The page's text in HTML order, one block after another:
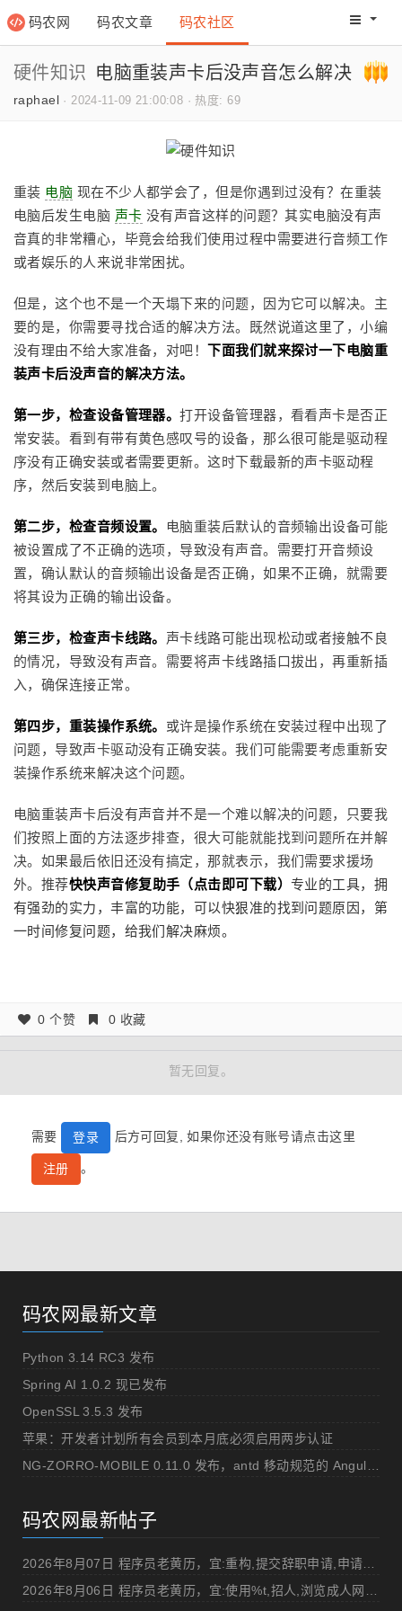
码农网 码农文章 码农社区 码农网
硬件知识 电脑重装声卡后没声音怎么解决
raphael ·2024-11-09 21:00:08 · 热度: 69
重装 电脑 现在不少人都学会了，但是你遇到过没有？在重装
电脑后发生电脑 声卡 没有声音这样的问题？其实电脑没有声
音真的非常糟心，毕竟会给我们使用过程中需要进行音频工作
或者娱乐的人来说非常困扰。
但是，这个也不是一个天塌下来的问题，因为它可以解决。主
要的是，你需要寻找合适的解决方法。既然说道这里了，小编
没有理由不给大家准备，对吧！下面我们就来探讨一下电脑重
装声卡后没声音的解决方法。
第一步，检查设备管理器。打开设备管理器，看看声卡是否正
常安装。看到有带有黄色感叹号的设备，那么很可能是驱动程
序没有正确安装或者需要更新。这时下载最新的声卡驱动程
序，然后安装到电脑上。
第二步，检查音频设置。
电脑重装后默认的音频输出设备可能
被设置成了不正确的选项，导致没有声音。需要打开音频设
置，确认默认的音频输出设备是否正确，如果不正确，就需要
将其设为正确的输出设备。
第三步，检查声卡线路。 声卡线路可能出现松动或者接触不良
的情况，导致没有声音。需要将声卡线路插口拔出，再重新插
入，确保连接正常。
第四步，重装操作系统。 或许是操作系统在安装过程中出现了
问题，导致声卡驱动没有正确安装。我们可能需要考虑重新安
装操作系统来解决这个问题。
电脑重装声卡后没有声音并不是一个难以解决的问题，只要我
们按照上面的方法逐步排查，很大可能就能找到问题所在并解
决。如果最后依旧还没有搞定，那就表示，我们需要求援场
外。推荐快快声音修复助手（点击即可下载）专业的工具，拥
有强劲的实力，丰富的功能，可以快狠准的找到问题原因，第
一时间修复问题，给我们解决麻烦。
0 个赞 0 收藏
暂无回复。
需要 登录 后方可回复, 如果你还没有账号请点击这里
注册 。
码农网最新文章
Python 3.14 RC3 发布
Spring AI 1.0.2 现已发布
OpenSSL 3.5.3 发布
苹果：开发者计划所有会员到本月底必须启用两步认证
码农网最新帖子